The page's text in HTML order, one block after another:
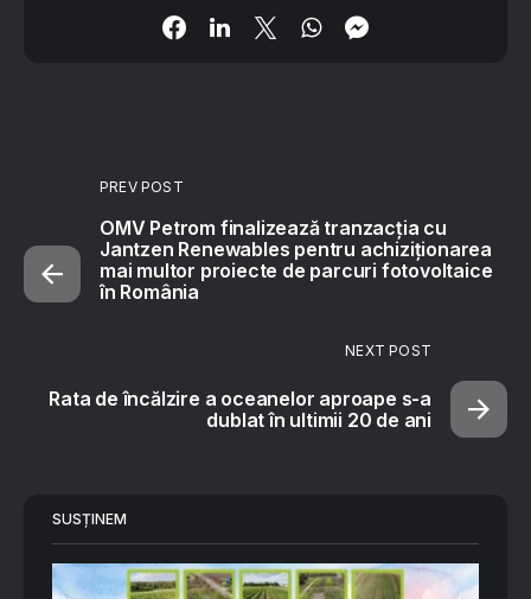
PREV POST
OMV Petrom finalizează tranzacția cu
Jantzen Renewables pentru achiziționarea
mai multor proiecte de parcuri fotovoltaice
în România
NEXT POST
Rata de încălzire a oceanelor aproape s-a
dublat în ultimii 20 de ani
SUSȚINEM